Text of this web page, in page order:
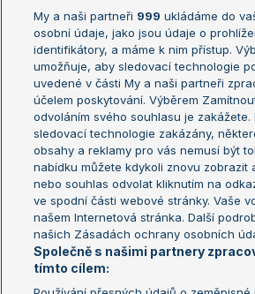
Žebříček ATP (muži)
Žebříček WTA (ženy)
Sázkařský žebříček
Australian
French Open
Wimbledon
US Open
Turnaj mistrů
Turnaj mistryň
Aktualní trendy
Fotbalové přestupy
Livesport Daily
LS Prague Open
My a naši partneři 999 ukládáme do
osobní údaje, jako jsou údaje o
identifikátory, a máme k nim přístup.
umožňuje, aby sledovací technologie
uvedené v části My a naši partneři
účelem poskytování. Výběrem
odvoláním svého souhlasu je zakážete.
sledovací technologie zakázány,
obsahy a reklamy pro vás nemusí být
nabídku můžete kdykoli znovu zobrazit
nebo souhlas odvolat kliknutím na
ve spodní části webové stránky. Vaše
našem Internetová stránka. Další
našich Zásadách ochrany osobních
Společně s našimi partnery
tímto cílem: